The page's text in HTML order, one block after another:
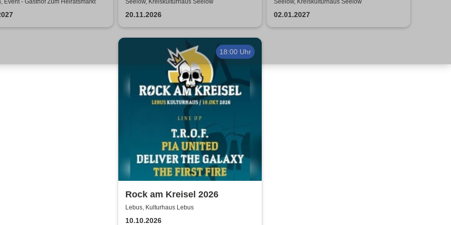
Event - Gasthof Zum Heiratsmarkt
Luxe
Seelow, Kreiskulturhaus Seelow
20.11.2026
Seelow, Kreiskulturhaus Seelow
02.01.2027
18:00 Uhr
Rock am Kreisel 2026
Lebus, Kulturhaus Lebus
10.10.2026